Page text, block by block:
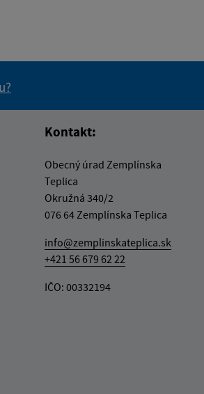
Kontakt:
Obecný úrad Zemplínska
Teplica
Okružná 340/2
076 64 Zemplínska Teplica
info@zemplinskateplica.sk
+421 56 679 62 22
IČO: 00332194